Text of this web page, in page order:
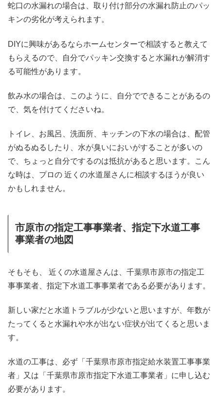
蛇口の水漏れの場合は、取り付け部分の水漏れ防止のパッ
キンの劣化が考えられます。
DIYに興味があるならホームセンターで相談すると教えて
もらえるので、自分でパッキン交換すると水漏れが解消す
る可能性があります。
飲み水の場合は、このように、自分でできることがあるの
で、気を付けてくださいね。
トイレ、お風呂、洗面所、キッチンの下水の場合は、配管
がぬるぬるしたり、水が臭いにおいがすることが多いの
で、ちょっと自分でするのは抵抗があると思います。こん
な時は、プロの 近くの水道屋さんに相談するほうが良い
かもしれません。
市原市の指定工事事業者、指定下水道工事
事業者の地図
そもそも、 近くの水道屋さんは、千葉県市原市の指定工
事事業者、指定下水道工事事業者である必要があります。
新しい家だと水道トラブルが少ないと思いますが、年数が
たってくると水漏れや水が出ない症状が出てくると思いま
す。
水道の工事は、必ず「千葉県市原市指定給水装置工事事業
者」又は「千葉県市原市指定下水道工事業者」に申し込む
必要があります。